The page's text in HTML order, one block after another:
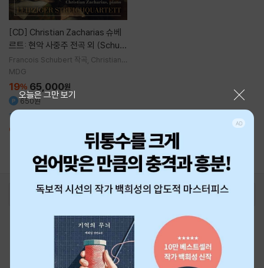
[CD]
르트: 현악 사중주 전곡 외 (Schub
ert: Complete String Quartet
s, Trout Quintet & String Trio
s)
Francois Schubert 작곡 Christian Z
acharias
MDG
19% 65,000원
650원
10CD 박스세트
예약판매종료
1
오늘은 그만 보기
로그인 최근 본 상품 주문/배송
고객센터 1544-3800 티켓 1544-6399
중고샵 1566-4295
eBook 1:1문의/채팅상담
예스이십사(주) 사업자 정보